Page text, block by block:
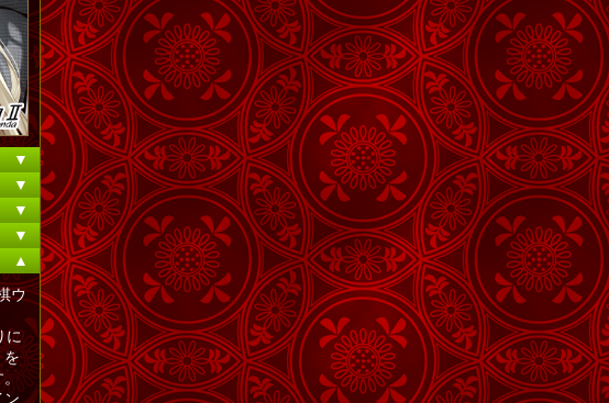
▼
▼
▼
▼
▲
ウ
に
を
。
ン